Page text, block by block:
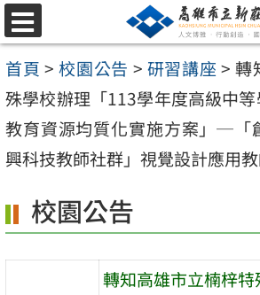
跳
至
主
要
內
容
選
單
首頁 > 校園公告 > 研習講座 > 轉
殊學校辦理「113學年度高級中
教育資源均質化實施方案」─「
興科技教師社群」視覺設計應用
校園公告
轉知高雄市立楠梓